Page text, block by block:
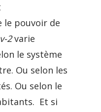
le pouvoir de
2varie
le système
Ou selon les
Ou selon le
Et si